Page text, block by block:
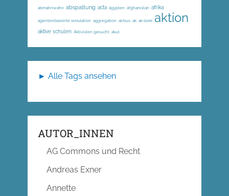
abmahnwahn abspaltung acta ägypten afghanistan afrika
agentenbasierte simulation aggregation airbus ak ak-loek aktion
aktive schulen Aktivisten gesucht akut
► Alle Tags ansehen
AUTOR_INNEN
AG Commons und Recht
Andreas Exner
Annette